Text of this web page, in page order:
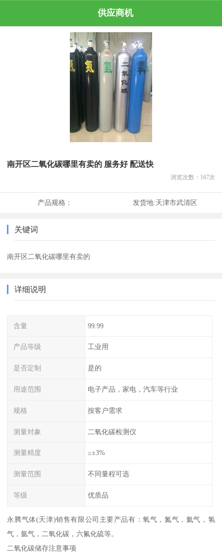
供应商机
南开区二氧化碳哪里有卖的 服务好 配送快
浏览次数： 167次
产品规格： 发货地:天津市武清区
关键词
南开区二氧化碳哪里有卖的
详细说明
含量 99.99
产品等级 工业用
是否定制 是的
用途范围 电子产品，家电，汽车等行业
规格 按客户需求
测量对象 二氧化碳检测仪
测量精度 ≤±3%
测量范围 不同量程可选
等级 优质品
永腾气体(天津)销售有限公司主要产品有：氧气，氮气，氦气，氢
气，氩气，二氧化碳，六氟化硫等。
二氧化碳储存注意事项